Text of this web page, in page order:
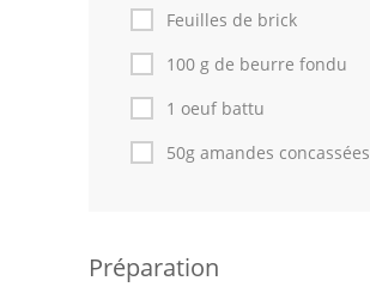
Feuilles de brick
100 g de beurre fondu
1 oeuf battu
50g amandes concassées
Préparation